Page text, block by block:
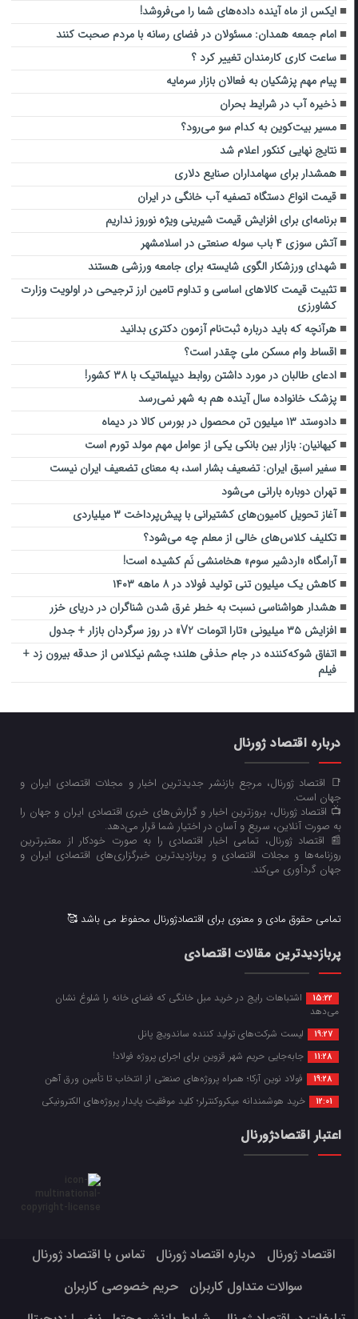
ایکس از ماه آینده داده‌های شما را می‌فروشد!
امام جمعه همدان: مسئولان در فضای رسانه با مردم صحبت کنند
ساعت کاری کارمندان تغییر کرد ؟
پیام مهم پزشکیان به فعالان بازار سرمایه
ذخیره آب در شرایط بحران
مسیر بیت‌کوین به کدام سو می‌رود؟
نتایج نهایی کنکور اعلام شد
همشدار برای سهامداران صنایع دلاری
قیمت انواع دستگاه تصفیه آب خانگی در ایران
برنامه‌ای برای افزایش قیمت شیرینی ویژه نوروز نداریم
آتش سوزی ۴ باب سوله صنعتی در اسلامشهر
شهدای ورزشکار الگوی شایسته برای جامعه ورزشی هستند
تثبیت قیمت کالا‌های اساسی و تداوم تامین ارز ترجیحی در اولویت وزارت
کشاورزی
هرآنچه که باید درباره ثبت‌نام آزمون دکتری بدانید
اقساط وام مسکن ملی چقدر است؟
ادعای طالبان در مورد داشتن روابط دیپلماتیک با ۳۸ کشور!
پزشک خانواده سال آینده هم به شهر نمی‌رسد
دادوستد ۱۳ میلیون تن محصول در بورس کالا در دیماه
کیهانیان: بازار بین بانکی یکی از عوامل مهم مولد تورم است
سفیر اسبق ایران: تضعیف بشار اسد، به معنای تضعیف ایران نیست
تهران دوباره بارانی می‌شود
آغاز تحویل کامیون‌های کشتیرانی با پیش‌پرداخت ۳ میلیاردی
تکلیف کلاس‌های خالی از معلم چه می‌شود؟
آرامگاه «اردشیر سوم» هخامنشی نَم کشیده است!
کاهش یک میلیون تنی تولید فولاد در ۸ ماهه ۱۴۰۳
هشدار هواشناسی نسبت به خطر غرق شدن شناگران در دریای خزر
افزایش ۳۵ میلیونی «تارا اتومات V2» در روز سرگردان بازار + جدول
اتفاق شوکه‌کننده در جام حذفی هلند؛ چشم نیکلاس از حدقه بیرون زد +
فیلم
درباره اقتصاد ژورنال
📑 اقتصاد ژورنال، مرجع بازنشر جدیدترین اخبار و مجلات اقتصادی ایران و
جهان است.
📺 اقتصاد ژورنال، بروزترین اخبار و گزارش‌های خبری اقتصادی ایران و جهان را
به صورت آنلاین، سریع و آسان در اختیار شما قرار می‌‌دهد.
📰 اقتصاد ژورنال، تمامی اخبار اقتصادی را به صورت خودکار از معتبرترین
روزنامه‌ها و مجلات اقتصادی و پربازدیدترین خبرگزاری‌های اقتصادی ایران و
جهان گردآوری می‌کند.
تمامی حقوق مادی و معنوی برای اقتصادژورنال محفوظ می باشد 🥰
پربازدیدترین مقالات اقتصادی
15:22
اشتباهات رایج در خرید مبل خانگی که فضای خانه را شلوغ نشان
می‌دهد
19:27 لیست شرکت‌های تولید کننده ساندویچ پانل
11:28 جابه‌جایی حریم شهر قزوین برای اجرای پروژه فولاد!
19:28 فولاد نوین آرکا؛ همراه پروژه‌های صنعتی از انتخاب تا تأمین ورق آهن
12:01 خرید هوشمندانه میکروکنترلر؛ کلید موفقیت پایدار پروژه‌های الکترونیکی
اعتبار اقتصادژورنال
اقتصاد ژورنال درباره اقتصاد ژورنال
تماس با اقتصاد ژورنال
سوالات متداول کاربران
حریم خصوصی کاربران